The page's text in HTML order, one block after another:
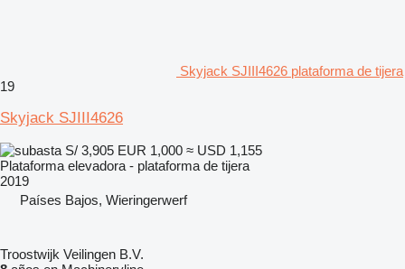
Skyjack SJIII4626 plataforma de tijera
19
Skyjack SJIII4626
S/ 3,905 EUR 1,000 ≈ USD 1,155
Plataforma elevadora - plataforma de tijera
2019
Países Bajos, Wieringerwerf
Troostwijk Veilingen B.V.